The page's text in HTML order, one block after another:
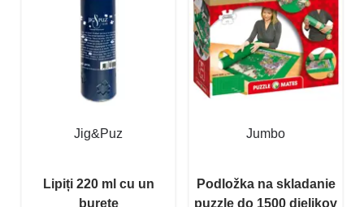
Jig&Puz
Lipiți 220 ml cu un
burete
Jumbo
Podložka na skladanie
puzzle do 1500 dielikov